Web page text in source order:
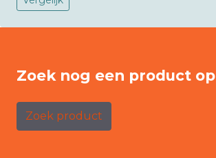
Zoek nog een product op
Zoek product